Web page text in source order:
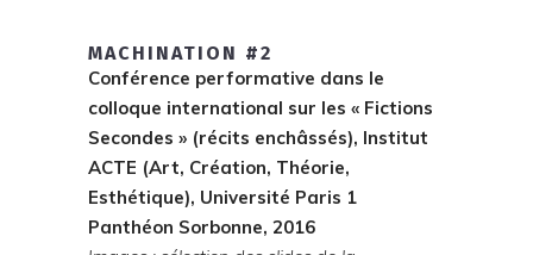
MACHINATION #2
Conférence performative dans le
colloque international sur les « Fictions
Secondes » (récits enchâssés), Institut
ACTE (Art, Création, Théorie,
Esthétique), Université Paris 1
Panthéon Sorbonne, 2016